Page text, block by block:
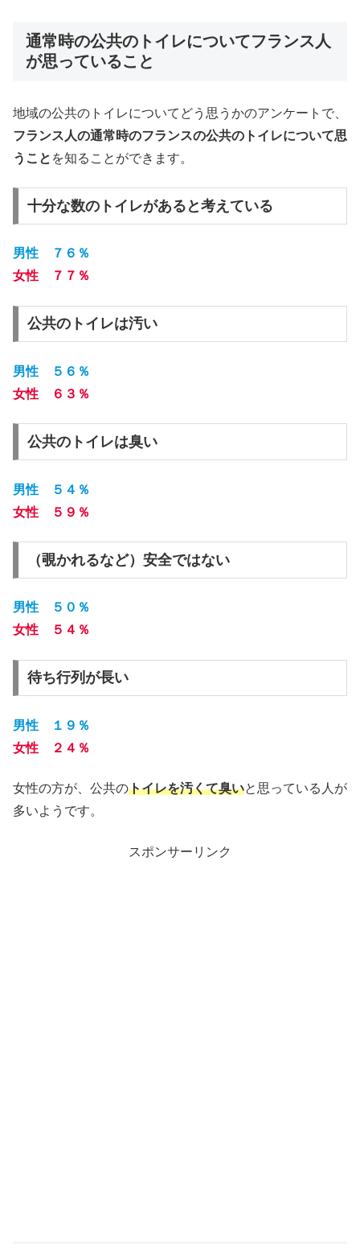
通常時の公共のトイレについてフランス人
が思っていること
地域の公共のトイレについてどう思うかのアンケートで、
フランス人の通常時のフランスの公共のトイレについて思
うこと を知ることができます。
十分な数のトイレがあると考えている
男性 ７６％
女性 ７７％
公共のトイレは汚い
男性 ５６％
女性 ６３％
公共のトイレは臭い
男性 ５４％
女性 ５９％
（覗かれるなど）安全ではない
男性 ５０％
女性 ５４％
待ち行列が長い
男性 １９％
女性 ２４％
女性の方が、公共のトイレを汚くて臭いと思っている人が
多いようです。
スポンサーリンク